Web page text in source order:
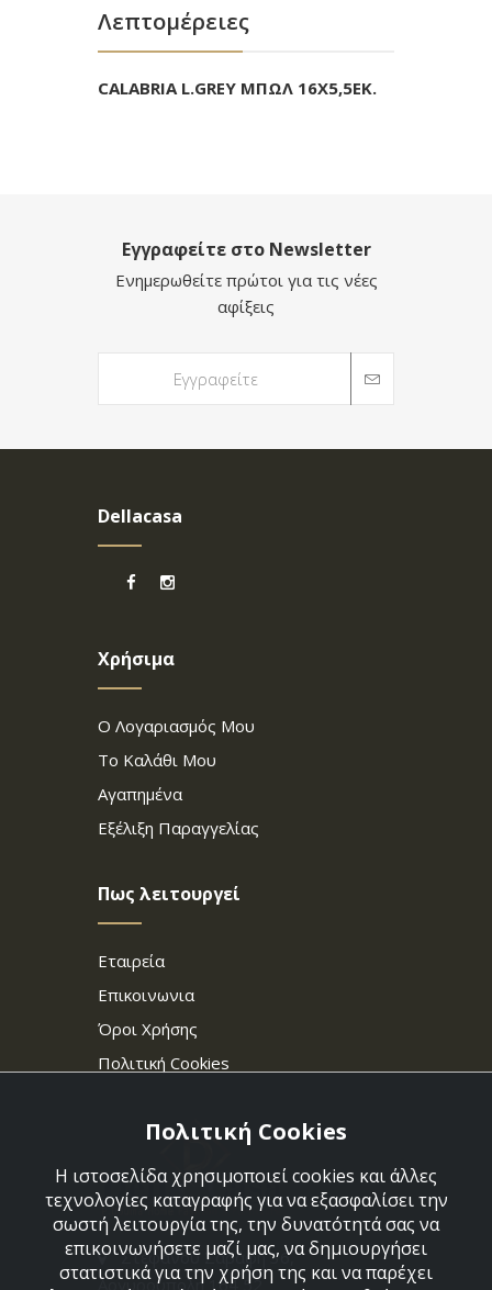
Λεπτομέρειες
CALABRIA L.GREY ΜΠΩΛ 16Χ5,5ΕΚ.
Εγγραφείτε στο Newsletter
Ενημερωθείτε πρώτοι για τις νέες
αφίξεις
Dellacasa
Χρήσιμα
Ο Λογαριασμός Μου
Το Καλάθι Μου
Αγαπημένα
Εξέλιξη Παραγγελίας
Πως λειτουργεί
Εταιρεία
Επικοινωνια
Όροι Χρήσης
Πολιτική Cookies
Στεφάνου Σαράφη 36,
Αργυρούπολη 164 52
Πολιτική Cookies
Η ιστοσελίδα χρησιμοποιεί cookies και άλλες
τεχνολογίες καταγραφής για να εξασφαλίσει την
σωστή λειτουργία της, την δυνατότητά σας να
επικοινωνήσετε μαζί μας, να δημιουργήσει
στατιστικά για την χρήση της και να παρέχει